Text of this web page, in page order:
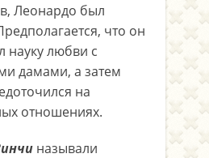
Леонардо был
что он
науку любви с
дамами, а затем
на
отношениях.
называли